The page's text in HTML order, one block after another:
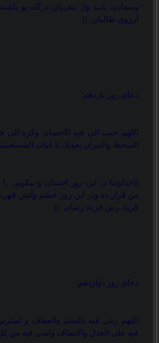
وسعادت یابند واز مقربان درگاه تو
آرزوی طالبان .
دعای روز یازدهم:
اللهم حبب الی فیه الاحسان وکره
السخط والنیران بعونک یا غیاث
)) خداوندا در این روز احسان و
من قرار ده ودر این روز خشم وآتش
فریاد رس فریاد رسان .
دعای روز دوازدهم:
اللهم زینی فیه بالستر والعفاف و
فیه علی العدل والانصاف وامنی فیه من